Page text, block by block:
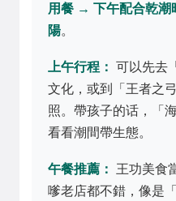
用餐 → 下午配合乾
陽。
上午行程： 可以先去
文化，或到「王者之
照。帶孩子的话，「
看看潮間帶生態。
午餐推薦：
王功美食
嗲老店都不錯，像是